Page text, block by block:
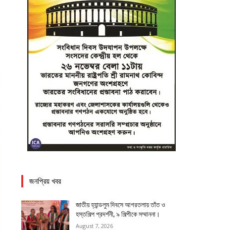
জনপ্রিয় খবর
জাতীয় হ্যান্ডলুম দিবসে আগরতলায় তাঁত ও
হস্তশিল্প প্রদর্শনী, ৯ শিল্পীকে সম্মাননা।
August 7, 2026